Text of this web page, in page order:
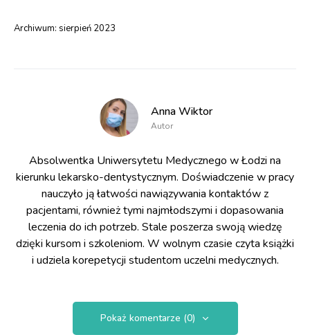
Archiwum: sierpień 2023
Anna Wiktor
Autor
Absolwentka Uniwersytetu Medycznego w Łodzi na
kierunku lekarsko-dentystycznym. Doświadczenie w pracy
nauczyło ją łatwości nawiązywania kontaktów z
pacjentami, również tymi najmłodszymi i dopasowania
leczenia do ich potrzeb. Stale poszerza swoją wiedzę
dzięki kursom i szkoleniom. W wolnym czasie czyta książki
i udziela korepetycji studentom uczelni medycznych.
Pokaż komentarze (0)